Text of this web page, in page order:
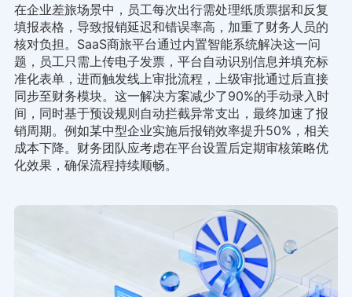
在企业差旅场景中，员工每次出行需处理纸质票据和反复
填报表格，导致报销延迟和错误率高，加重了财务人员的
核对负担。SaaS商旅平台通过内置智能系统解决这一问
题，员工只需上传电子发票，平台自动识别信息并填充标
准化表单，进而触发线上审批流程，上级审批通过后直接
同步至财务模块。这一解决方案减少了90%的手动录入时
间，同时基于预设规则自动拦截异常支出，最终加速了报
销周期。例如某中型企业实施后报销效率提升50%，相关
成本下降。财务团队应考虑在平台设置后定期审核策略优
化效果，确保流程持续顺畅。